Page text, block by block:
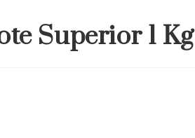
Superior 1 Kg